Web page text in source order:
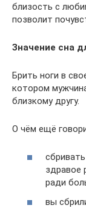
близость с
позволит
Значение сна
Брить ноги в
котором
близкому другу.
О чём ещё
здравое
ради
вы